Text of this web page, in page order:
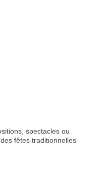
spectacles ou
fêtes traditionnelles